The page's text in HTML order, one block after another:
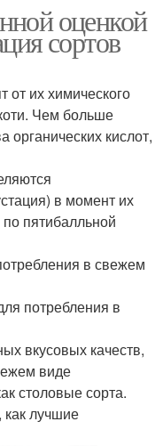
оценкой
сортов
от их химического
Чем больше
органических кислот,
в момент их
пятибалльной
в свежем
потребления в
вкусовых качеств,
виде
столовые сорта.
как лучшие